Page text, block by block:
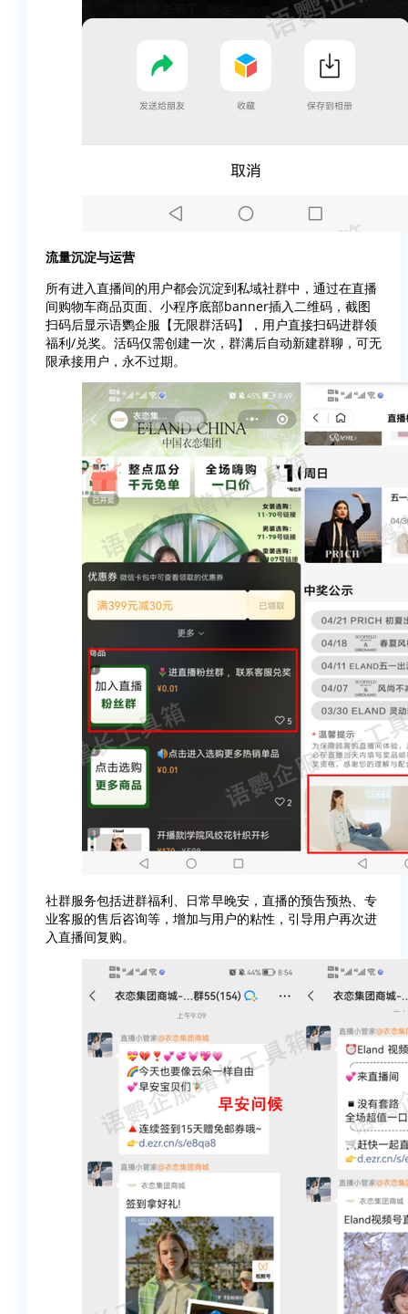
流量沉淀与运营
所有进入直播间的用户都会沉淀到私域社群中，通过在直播
间购物车商品页面、小程序底部banner插入二维码，截图
扫码后显示语鹦企服【无限群活码】，用户直接扫码进群领
福利/兑奖。活码仅需创建一次，群满后自动新建群聊，可无
限承接用户，永不过期。
社群服务包括进群福利、日常早晚安，直播的预告预热、专
业客服的售后咨询等，增加与用户的粘性，引导用户再次进
入直播间复购。